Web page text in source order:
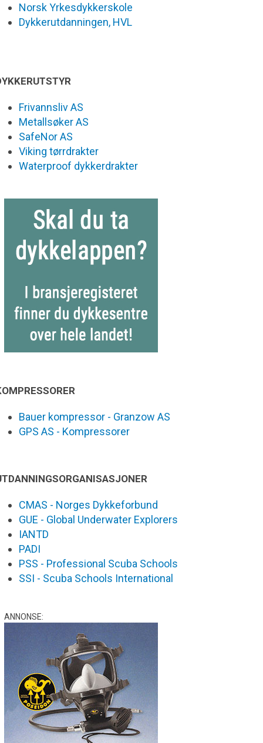
Norsk Yrkesdykkerskole
Dykkerutdanningen, HVL
Frivannsliv AS
Metallsøker AS
SafeNor AS
Viking tørrdrakter
Waterproof dykkerdrakter
Bauer kompressor - Granzow AS
GPS AS - Kompressorer
CMAS - Norges Dykkeforbund
GUE - Global Underwater Explorers
IANTD
PADI
PSS - Professional Scuba Schools
SSI - Scuba Schools International
ANNONSE: